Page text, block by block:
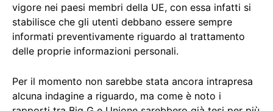
vigore nei paesi membri della UE, con essa infatti si
stabilisce che gli utenti debbano essere sempre
informati preventivamente riguardo al trattamento
delle proprie informazioni personali.
Per il momento non sarebbe stata ancora intrapresa
alcuna indagine a riguardo, ma come è noto i